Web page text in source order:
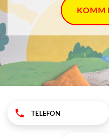
KOMM
TELEFON